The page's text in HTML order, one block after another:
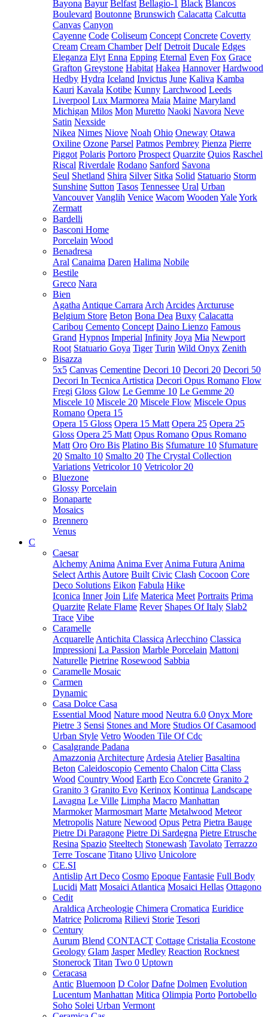
Bayona Bayur Belfast Bellagio-1 Black Blancos
Boulevard Boutonne Brunswich Calacatta Calcutta
Canvas Canyon
Cayenne Code Coliseum Concept Concrete Coverty
Cream Cream Chamber Delf Detroit Ducale Edges
Eleganza Elyt Enna Epping Eternal Even Fox Grace
Grafton Greystone Habitat Hakea Hannover Hardwood
Hedby Hydra Iceland Invictus June Kaliva Kamba
Kauri Kavala Kotibe Kunny Larchwood Leeds
Liverpool Lux Marmorea Maia Maine Maryland
Michigan Milos Mon Muretto Naoki Navora Neve
Satin Nexside
Nikea Nimes Niove Noah Ohio Oneway Otawa
Oxiline Ozone Parsel Patmos Pembrey Pienza Pierre
Piggot Polaris Portoro Prospect Quarzite Quios Raschel
Riscal Riverdale Rodano Sanford Savona
Seul Shetland Shira Silver Sitka Solid Statuario Storm
Sunshine Sutton Tasos Tennessee Ural Urban
Vancouver Vanglih Venice Wacom Wooden YaleYork
Zermatt
Bardelli
Basconi Home
Porcelain Wood
Benadresa
Aral Canaima Daren Halima Nobile
Bestile
Greco Nara
Bien
Agatha Antique Carrara Arch Arcides Arcturuse
Belgium Store Beton Bona Dea Buxy Calacatta
Caribou Cemento Concept Daino Lienzo Famous
Grand Hypnos Imperial Infinity Joya Mia Newport
Root Statuario Goya Tiger Turin Wild Onyx Zenith
Bisazza
5x5 Canvas Cementine Decori 10 Decori 20 Decori 50
Decori In Tecnica Artistica Decori Opus Romano Flow
Fregi Gloss Glow Le Gemme 10 Le Gemme 20
Miscele 10 Miscele 20 Miscele Flow Miscele Opus
Romano Opera 15
Opera 15 Gloss Opera 15 Matt Opera 25 Opera 25
Gloss Opera 25 Matt Opus Romano Opus Romano
Matt Oro Oro Bis Platino Bis Sfumature 10 Sfumature
20 Smalto 10 Smalto 20 The Crystal Collection
Variations Vetricolor 10 Vetricolor 20
Bluezone
Glossy Porcelain
Bonaparte
Mosaics
Brennero
Venus
C
Caesar
Alchemy Anima Anima Ever Anima Futura Anima
Select Arthis Autore Built Civic Clash Cocoon Core
Deco Solutions Eikon Fabula Hike
Iconica Inner Join Life Materica Meet Portraits Prima
Quarzite Relate Flame Rever Shapes Of Italy Slab2
Trace Vibe
Caramelle
Acquarelle Antichita Classica Arlecchino Classica
Impressioni La Passion Marble Porcelain Mattoni
Naturelle Pietrine Rosewood Sabbia
Caramelle Mosaic
Carmen
Dynamic
Casa Dolce Casa
Essential Mood Nature mood Neutra 6.0 Onyx More
Pietre 3 Sensi Stones and More Studios Of Casamood
Urban Style Vetro Wooden Tile Of Cdc
Casalgrande Padana
Amazzonia Architecture Ardesia Atelier Basaltina
Beton Caleidoscopio Cemento Chalon Citta Class
Wood Country Wood Earth Eco Concrete Granito 2
Granito 3 Granito Evo Kerinox Kontinua Landscape
Lavagna Le Ville Limpha Macro Manhattan
Marmoker Marmosmart Marte Metalwood Meteor
Metropolis Nature Newood Opus Petra Pietra Bauge
Pietre Di Paragone Pietre Di Sardegna Pietre Etrusche
Resina Spazio Steeltech Stonewash Tavolato Terrazzo
Terre Toscane Titano Ulivo Unicolore
CE.SI
Antislip Art Deco Cosmo Epoque Fantasie Full Body
Lucidi Matt Mosaici Atlantica Mosaici Hellas Ottagono
Cedit
Araldica Archeologie Chimera Cromatica Euridice
Matrice Policroma Rilievi Storie Tesori
Century
Aurum Blend CONTACT Cottage Cristalia Ecostone
Geology Glam Jasper Medley Reaction Rocknest
Stonerock Titan Two 0 Uptown
Ceracasa
Antic Bluemoon D Color Dafne Dolmen Evolution
Lucentum Manhattan Mitica Olimpia Porto Portobello
Soho Solei Urban Vermont